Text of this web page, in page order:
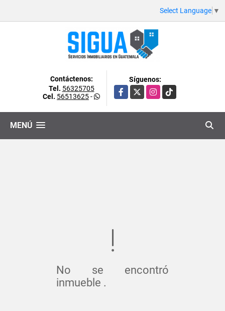
Select Language ▼
Contáctenos:
Tel. 56325705
Cel. 56513625-
Síguenos:
Facebook
X Instagram
TikTok
MENÚ
No se encontró
inmueble .